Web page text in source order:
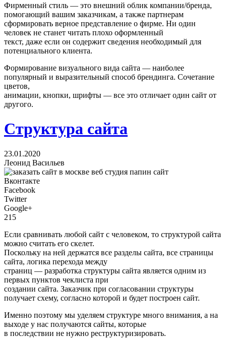
Фирменный стиль — это внешний облик компании/бренда,
помогающий вашим заказчикам, а также партнерам
сформировать верное представление о фирме. Ни один
человек не станет читать плохо оформленный
текст, даже если он содержит сведения необходимый для
потенциального клиента.
Формирование визуального вида сайта — наиболее
популярный и выразительный способ брендинга. Сочетание
цветов,
анимации, кнопки, шрифты — все это отличает один сайт от
другого.
Структура сайта
23.01.2020
Леонид Васильев
Вконтакте
Facebook
Twitter
Google+
215
Если сравнивать любой сайт с человеком, то структурой сайта
можно считать его скелет.
Поскольку на ней держатся все разделы сайта, все страницы
сайта, логика перехода между
страниц — разработка структуры сайта является одним из
первых пунктов чеклиста при
создании сайта. Заказчик при согласовании структуры
получает схему, согласно которой и будет построен сайт.
Именно поэтому мы уделяем структуре много внимания, а на
выходе у нас получаются сайты, которые
в последствии не нужно реструктуризировать.